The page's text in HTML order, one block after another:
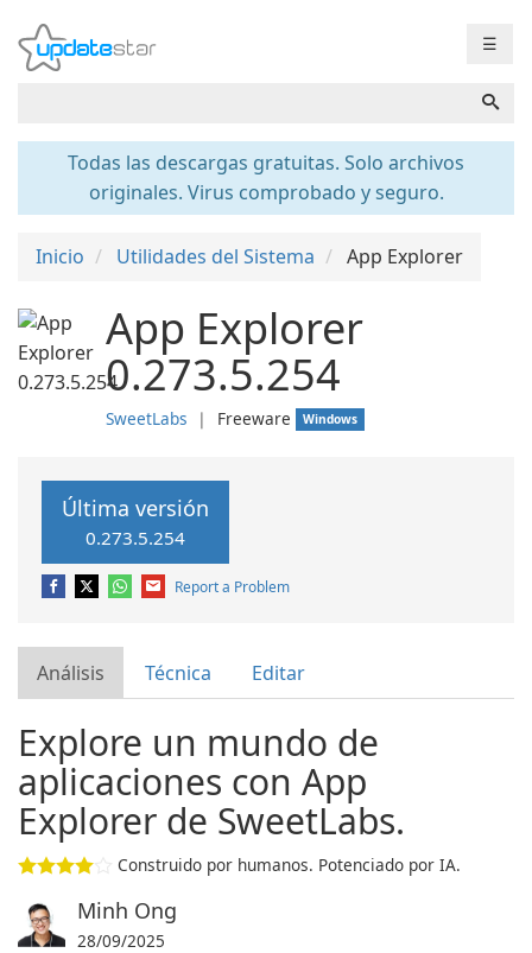
☰
Todas las descargas gratuitas. Solo archivos
originales. Virus comprobado y seguro.
Inicio Utilidades del Sistema App Explorer
App Explorer
0.273.5.254
SweetLabs ❘ Freeware Windows
Última versión
0.273.5.254
Report a Problem
Análisis Técnica Editar
Explore un mundo de
aplicaciones con App
Explorer de SweetLabs.
Construido por humanos. Potenciado por IA.
Minh Ong
28/09/2025